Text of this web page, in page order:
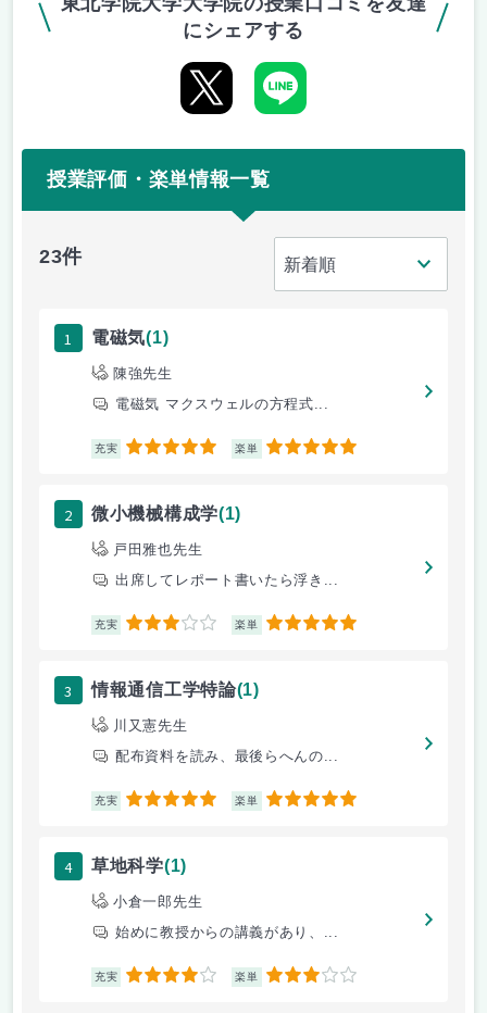
にシェアする
授業評価・楽単情報一覧
23件
1 電磁気(1)
陳強先生
電磁気 マクスウェルの方程式...
充実 5 楽単 5
2 微小機械構成学(1)
戸田雅也先生
出席してレポート書いたら浮き...
充実 3 楽単 5
3 情報通信工学特論(1)
川又憲先生
配布資料を読み、最後らへんの...
充実 5 楽単 5
4 草地科学(1)
小倉一郎先生
始めに教授からの講義があり、...
充実 4 楽単 3